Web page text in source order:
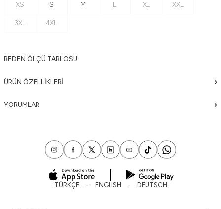
XS S M L XL XXL
3XL 4XL
BEDEN ÖLÇÜ TABLOSU
ÜRÜN ÖZELLIKLERI
YORUMLAR
TÜRKÇE ENGLISH DEUTSCH